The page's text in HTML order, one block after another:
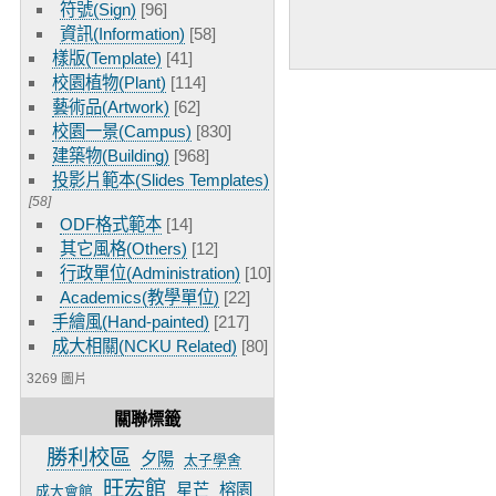
符號(Sign) [96]
資訊(Information) [58]
樣版(Template) [41]
校園植物(Plant) [114]
藝術品(Artwork) [62]
校園一景(Campus) [830]
建築物(Building) [968]
投影片範本(Slides Templates)
[58]
ODF格式範本 [14]
其它風格(Others) [12]
行政單位(Administration) [10]
Academics(教學單位) [22]
手繪風(Hand-painted) [217]
成大相關(NCKU Related) [80]
3269 圖片
關聯標籤
勝利校區 夕陽
太子學舍
成大會館
旺宏館 星芒 榕園